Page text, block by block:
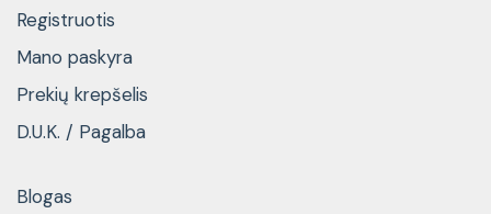
Registruotis
Mano paskyra
Prekių krepšelis
D.U.K. / Pagalba
Blogas